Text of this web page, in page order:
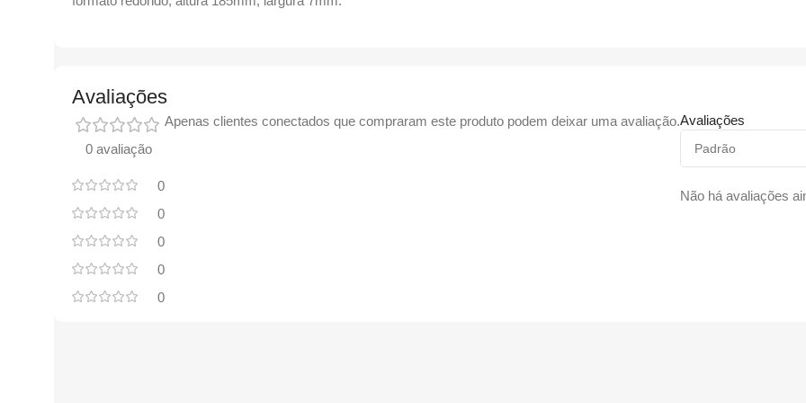
Avaliações
0 avaliação
0
0
0
0
0
Avaliações
Não há avaliações
Apenas clientes conectados que compraram este produto podem deixar uma avaliação.